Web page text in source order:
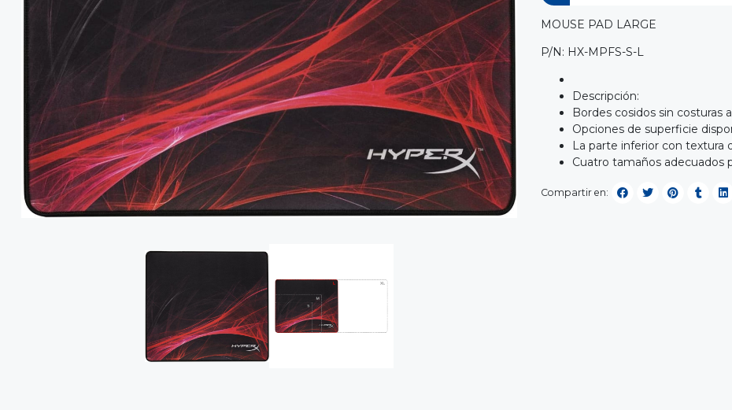
MOUSE PAD LARGE
P/N: HX-MPFS-S-L
Descripción:
Bordes cosidos sin costuras
Opciones de superficie
La parte inferior con textura
Cuatro tamaños adecuados
Compartir en: